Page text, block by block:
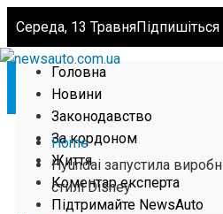
Середа, 13 ТравняПідпишіться
Головна
Новини
Законодавство
За кордоном
Життя
Коментар експерта
Підтримайте NewsAuto
Home
Hyundai запустила
стилі Disney